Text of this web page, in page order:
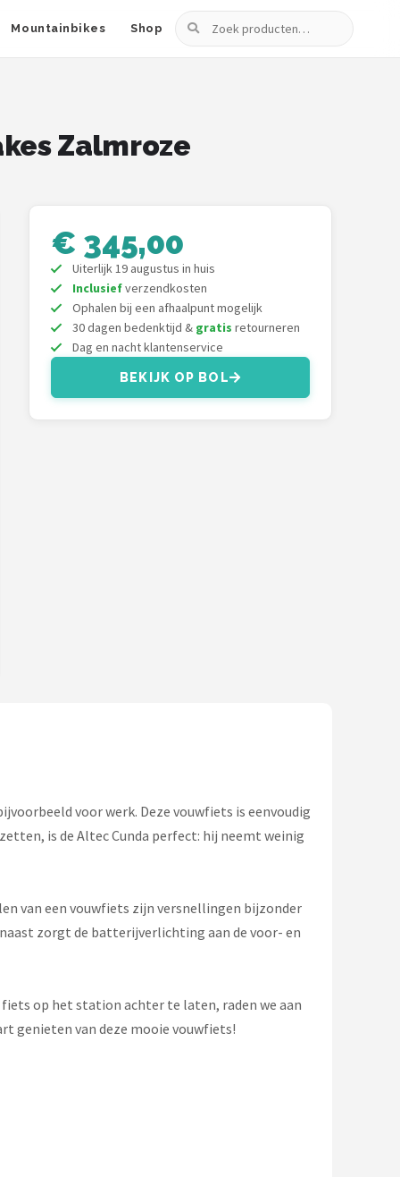
Mountainbikes Shop Zoeken
Zalmroze
€ 345,00
Uiterlijk 19 augustus in huis
Inclusiefverzendkosten
Ophalen bij een afhaalpunt mogelijk
30 dagen bedenktijd & gratis retourneren
Dag en nacht klantenservice
BEKIJK OP BOL
voor werk. Deze vouwfiets is eenvoudig
is de Altec Cunda perfect: hij neemt weinig
van een vouwfiets zijn versnellingen bijzonder
zorgt de batterijverlichting aan de voor- en
fiets op het station achter te laten, raden we aan
genieten van deze mooie vouwfiets!